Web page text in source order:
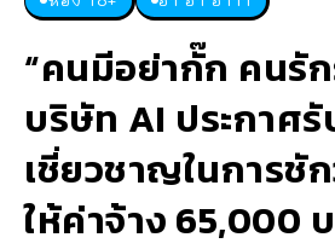
“คนมีอย่ากั๊ก คนรั
บริษัท AI ประกาศ
เชี่ยวชาญในการชั
ให้ค่าจ้าง 65,000